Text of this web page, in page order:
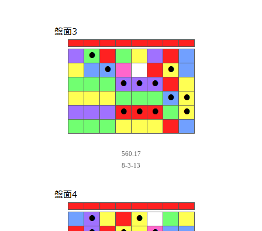
560.17
8-3-13